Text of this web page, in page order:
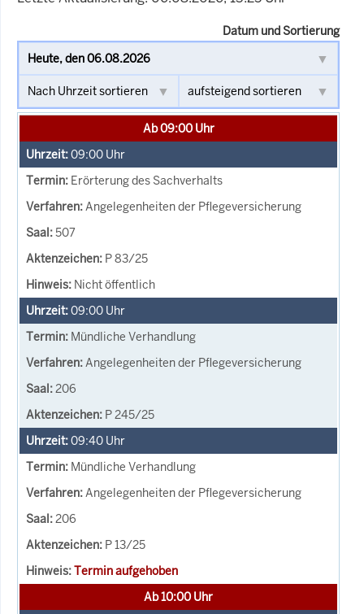
Datum und Sortierung
Ab 09:00 Uhr
09:00 Uhr
Erörterung des Sachverhalts
Angelegenheiten der Pflegeversicherung
507
P 83/25
Nicht öffentlich
09:00 Uhr
Mündliche Verhandlung
Angelegenheiten der Pflegeversicherung
206
P 245/25
09:40 Uhr
Mündliche Verhandlung
Angelegenheiten der Pflegeversicherung
206
P 13/25
Termin aufgehoben
Ab 10:00 Uhr